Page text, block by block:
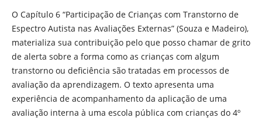
O Capítulo 6 “Participação de Crianças com Transtorno de
Espectro Autista nas Avaliações Externas” (Souza e Madeiro),
materializa sua contribuição pelo que posso chamar de grito
de alerta sobre a forma como as crianças com algum
transtorno ou deficiência são tratadas em processos de
avaliação da aprendizagem. O texto apresenta uma
experiência de acompanhamento da aplicação de uma
avaliação interna à uma escola pública com crianças do 4º